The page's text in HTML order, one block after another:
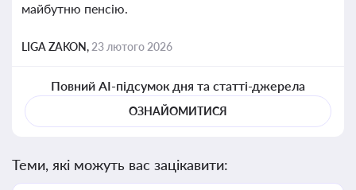
майбутню пенсію.
LIGA ZAKON, 23 лютого 2026
Повний AI-підсумок дня та статті-джерела
ОЗНАЙОМИТИСЯ
Теми, які можуть вас зацікавити: